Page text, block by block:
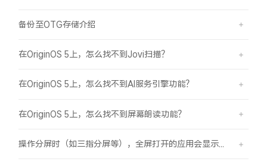
备份至OTG存储介绍
在OriginOS 5上，怎么找不到Jovi扫描？
在OriginOS 5上，怎么找不到AI服务引擎功能？
在OriginOS 5上，怎么找不到屏幕朗读功能？